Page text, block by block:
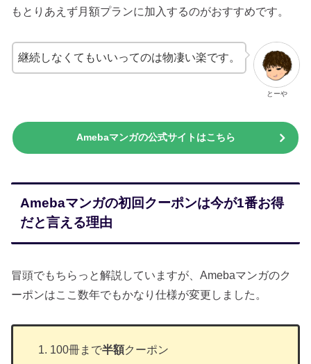
もとりあえず月額プランに加入するのがおすすめです。
とーや
継続しなくてもいいってのは物凄い楽です。
Amebaマンガの公式サイトはこちら
Amebaマンガの初回クーポンは今が1番お得
だと言える理由
冒頭でもちらっと解説していますが、Amebaマンガのク
ーポンはここ数年でもかなり仕様が変更しました。
100冊まで半額クーポン